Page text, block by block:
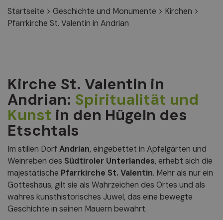
Startseite > Geschichte und Monumente > Kirchen >
Pfarrkirche St. Valentin in Andrian
Kirche St. Valentin in
Andrian: Spiritualität und
Kunst in den Hügeln des
Etschtals
Im stillen DorfAndrian, eingebettet in Apfelgärten und
Weinreben des Südtiroler Unterlandes, erhebt sich die
majestätische Pfarrkirche St. Valentin. Mehr als nur ein
Gotteshaus, gilt sie als Wahrzeichen des Ortes und als
wahres kunsthistorisches Juwel, das eine bewegte
Geschichte in seinen Mauern bewahrt.